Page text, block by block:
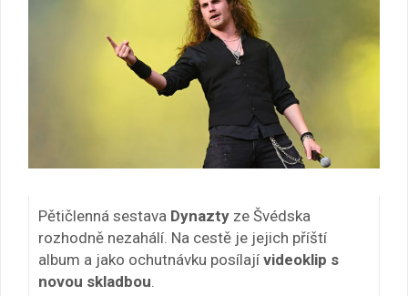
Pětičlenná sestava Dynazty ze Švédska
rozhodně nezahálí. Na cestě je jejich příští
album a jako ochutnávku posílají videoklip s
novou skladbou